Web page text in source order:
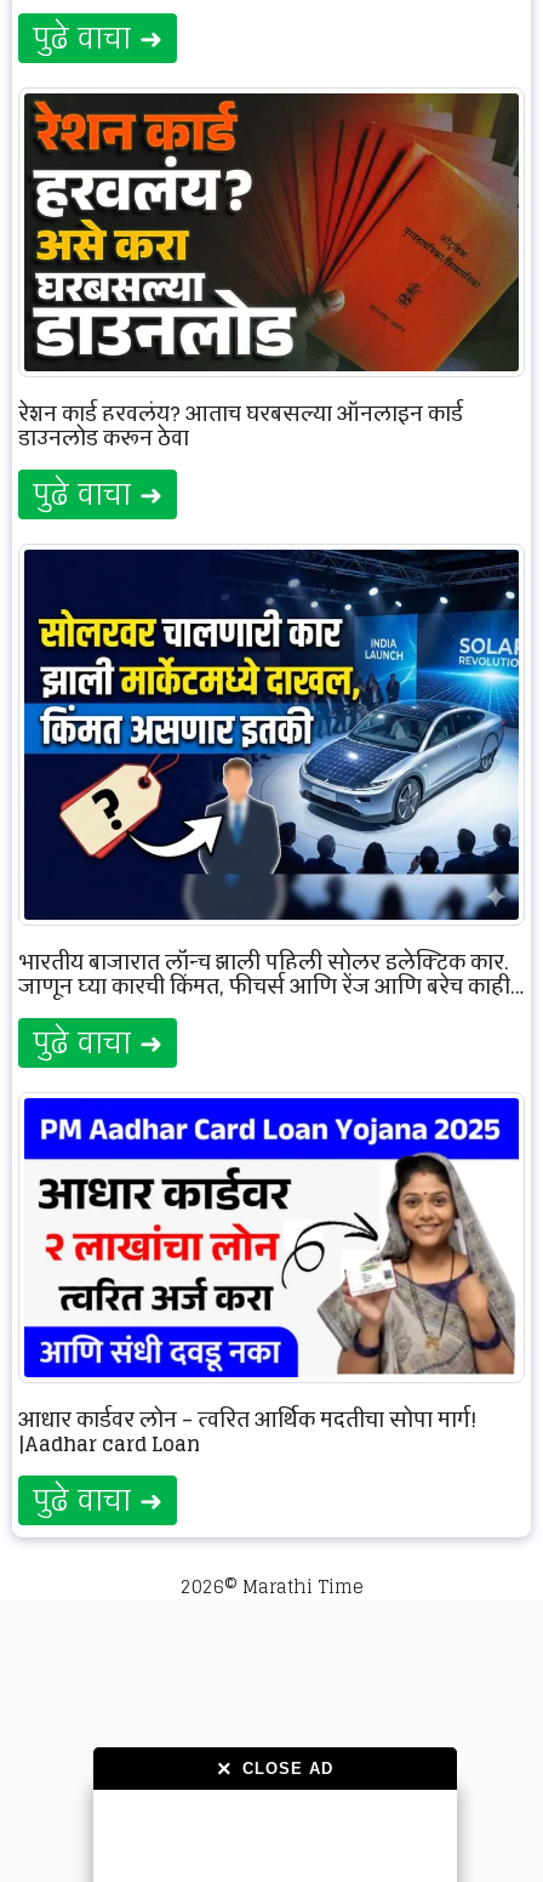
× CLOSE AD
× CLOSE AD
पुढे वाचा ➜
रेशन कार्ड हरवलंय? आताच घरबसल्या ऑनलाइन कार्ड
डाउनलोड करून ठेवा
पुढे वाचा ➜
भारतीय बाजारात लॉन्च झाली पहिली सोलर इलेक्ट्रिक कार,
जाणून घ्या कारची किंमत, फीचर्स आणि रेंज आणि बरेच काही…
पुढे वाचा ➜
आधार कार्डवर लोन – त्वरित आर्थिक मदतीचा सोपा मार्ग!
|Aadhar card Loan
पुढे वाचा ➜
2026© Marathi Time